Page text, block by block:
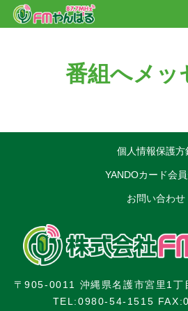
番組へメッ
個人情報保護方
YANDOカード会
お問い合わせ
〒905-0011 沖縄県名護市宮里1丁
TEL:0980-54-1515